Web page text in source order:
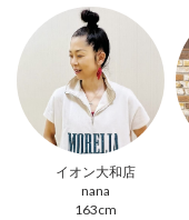
イオン大和店
nana
163cm